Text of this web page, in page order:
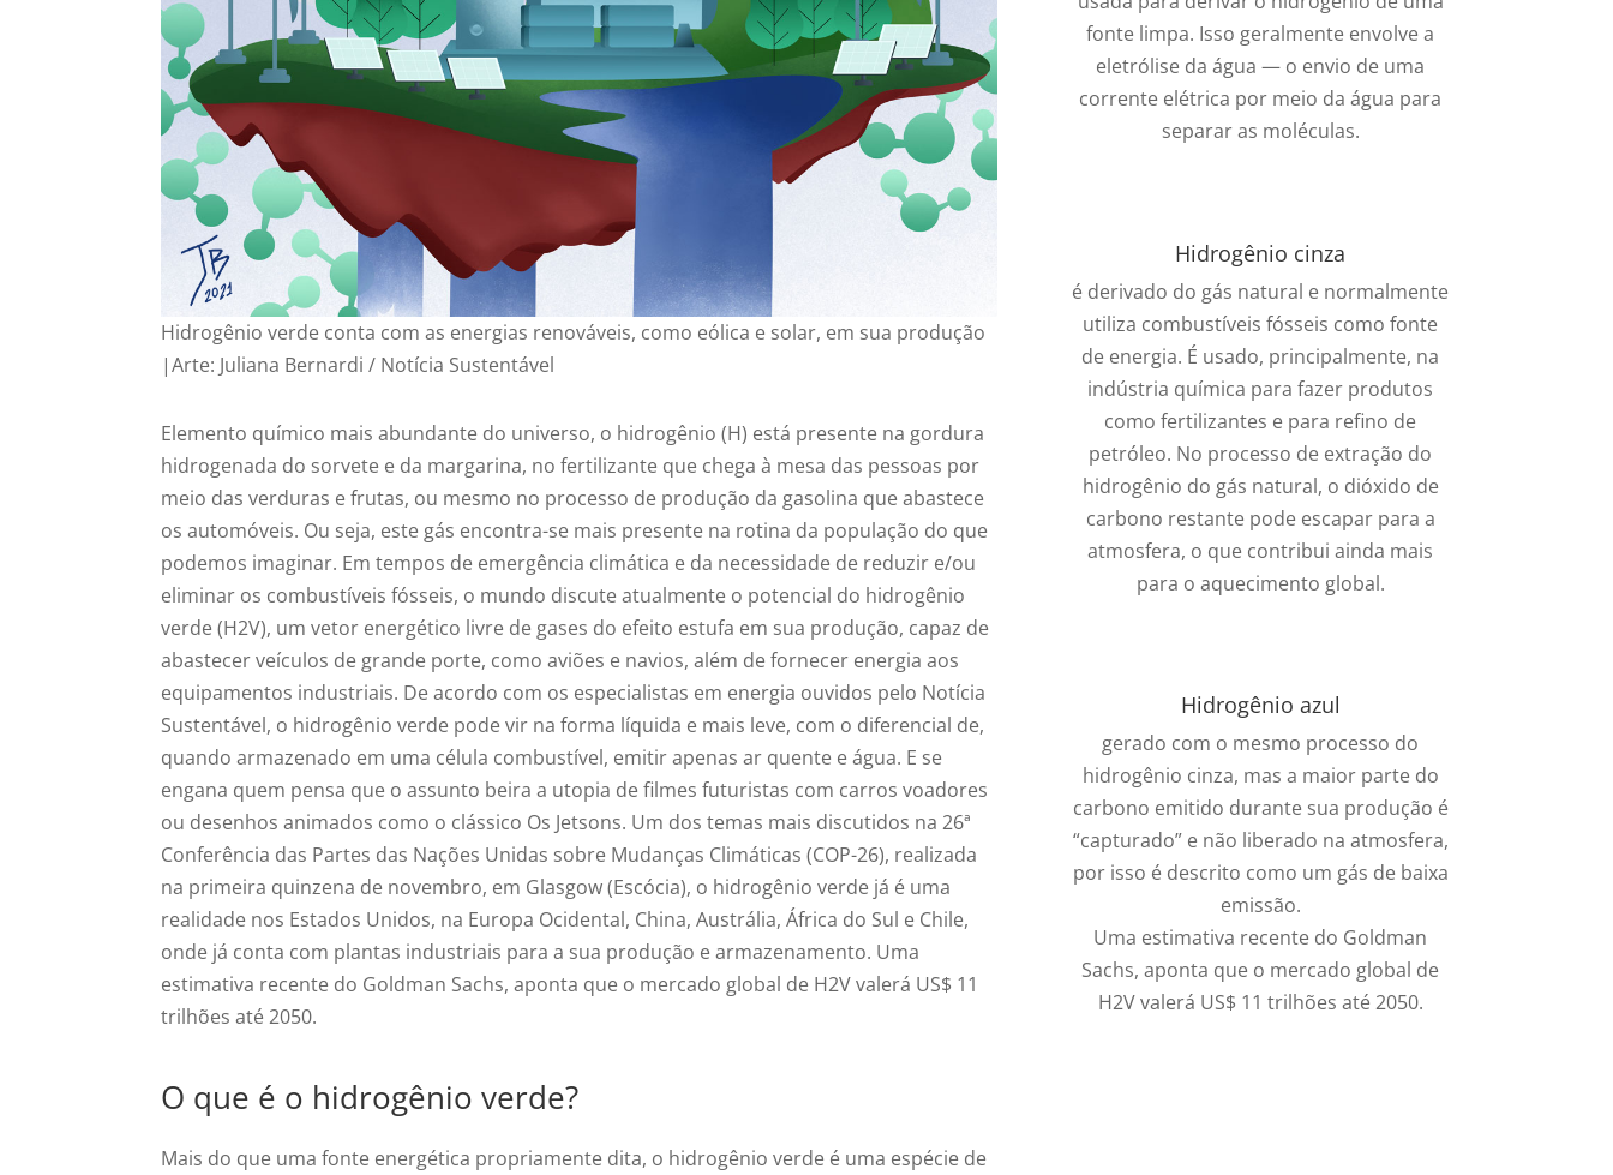
Hidrogênio verde conta com as energias renováveis, como eólica e solar, em sua produção
|Arte: Juliana Bernardi / Notícia Sustentável
Elemento químico mais abundante do universo, o hidrogênio (H) está presente na gordura
hidrogenada do sorvete e da margarina, no fertilizante que chega à mesa das pessoas por
meio das verduras e frutas, ou mesmo no processo de produção da gasolina que abastece
os automóveis. Ou seja, este gás encontra-se mais presente na rotina da população do que
podemos imaginar. Em tempos de emergência climática e da necessidade de reduzir e/ou
eliminar os combustíveis fósseis, o mundo discute atualmente o potencial do hidrogênio
verde (H2V), um vetor energético livre de gases do efeito estufa em sua produção, capaz de
abastecer veículos de grande porte, como aviões e navios, além de fornecer energia aos
equipamentos industriais. De acordo com os especialistas em energia ouvidos pelo Notícia
Sustentável, o hidrogênio verde pode vir na forma líquida e mais leve, com o diferencial de,
quando armazenado em uma célula combustível, emitir apenas ar quente e água. E se
engana quem pensa que o assunto beira a utopia de filmes futuristas com carros voadores
ou desenhos animados como o clássico Os Jetsons. Um dos temas mais discutidos na 26ª
Conferência das Partes das Nações Unidas sobre Mudanças Climáticas (COP-26), realizada
na primeira quinzena de novembro, em Glasgow (Escócia), o hidrogênio verde já é uma
realidade nos Estados Unidos, na Europa Ocidental, China, Austrália, África do Sul e Chile,
onde já conta com plantas industriais para a sua produção e armazenamento. Uma
estimativa recente do Goldman Sachs, aponta que o mercado global de H2V valerá US$ 11
trilhões até 2050.
O que é o hidrogênio verde?
Mais do que uma fonte energética propriamente dita, o hidrogênio verde é uma espécie de
fonte limpa. Isso geralmente envolve a
eletrólise da água — o envio de uma
corrente elétrica por meio da água para
separar as moléculas.
Hidrogênio cinza
é derivado do gás natural e normalmente
utiliza combustíveis fósseis como fonte
de energia. É usado, principalmente, na
indústria química para fazer produtos
como fertilizantes e para refino de
petróleo. No processo de extração do
hidrogênio do gás natural, o dióxido de
carbono restante pode escapar para a
atmosfera, o que contribui ainda mais
para o aquecimento global.
Hidrogênio azul
gerado com o mesmo processo do
hidrogênio cinza, mas a maior parte do
carbono emitido durante sua produção é
“capturado” e não liberado na atmosfera,
por isso é descrito como um gás de baixa
emissão.
Uma estimativa recente do Goldman
Sachs, aponta que o mercado global de
H2V valerá US$ 11 trilhões até 2050.